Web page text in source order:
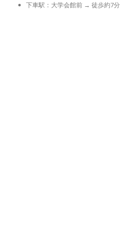
下車駅：大学会館前 → 徒歩約7分